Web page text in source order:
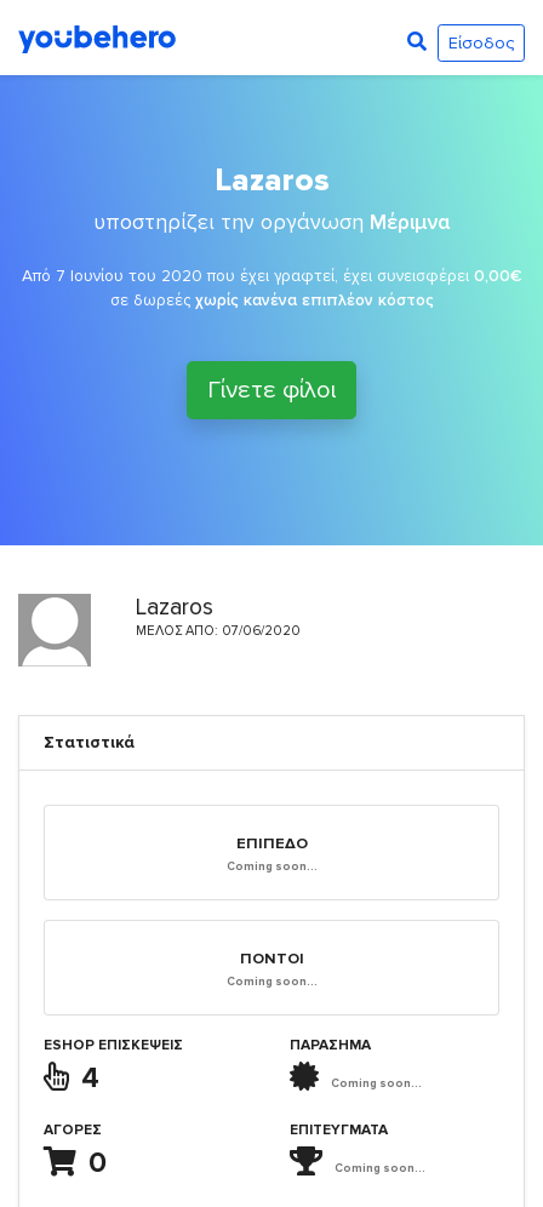
Είσοδος
Lazaros
υποστηρίζει την οργάνωση Μέριμνα
Από 7 Ιουνίου του 2020 που έχει γραφτεί, έχει συνεισφέρει 0,00€
σε δωρεές χωρίς κανένα επιπλέον κόστος
Γίνετε φίλοι
Lazaros
ΜΈΛΟΣ ΑΠΌ: 07/06/2020
Στατιστικά
ΕΠΊΠΕΔΟ
Coming soon...
ΠΌΝΤΟΙ
Coming soon...
ESHOP ΕΠΙΣΚΈΨΕΙΣ
4
ΑΓΟΡΈΣ
0
ΠΑΡΑΣΗΜΑ
Coming soon...
ΕΠΙΤΕΎΓΜΑΤΑ
Coming soon...